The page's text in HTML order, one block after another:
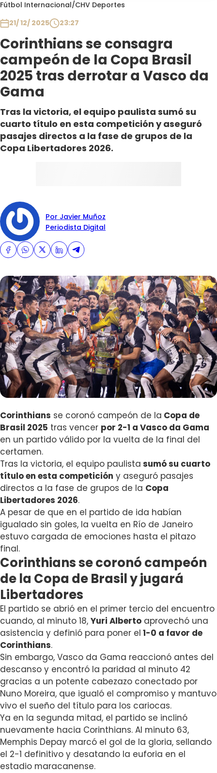
Fútbol Internacional/CHV Deportes
21/ 12/ 2025
23:27
Corinthians se consagra
campeón de la Copa Brasil
2025 tras derrotar a Vasco da
Gama
Tras la victoria, el equipo paulista sumó su
cuarto título en esta competición y aseguró
pasajes directos a la fase de grupos de la
Copa Libertadores 2026.
Por Javier Muñoz
Periodista Digital
Corinthians se coronó campeón de la Copa de
Brasil 2025 tras vencer por 2-1 a Vasco da Gama
en un partido válido por la vuelta de la final del
certamen.
Tras la victoria, el equipo paulista sumó su cuarto
título en esta competición y aseguró pasajes
directos a la fase de grupos de la Copa
Libertadores 2026.
A pesar de que en el partido de ida habían
igualado sin goles, la vuelta en Río de Janeiro
estuvo cargada de emociones hasta el pitazo
final.
Corinthians se coronó campeón
de la Copa de Brasil y jugará
Libertadores
El partido se abrió en el primer tercio del encuentro
cuando, al minuto 18, Yuri Alberto aprovechó una
asistencia y definió para poner el 1-0 a favor de
Corinthians.
Sin embargo, Vasco da Gama reaccionó antes del
descanso y encontró la paridad al minuto 42
gracias a un potente cabezazo conectado por
Nuno Moreira, que igualó el compromiso y mantuvo
vivo el sueño del título para los cariocas.
Ya en la segunda mitad, el partido se inclinó
nuevamente hacia Corinthians. Al minuto 63,
Memphis Depay marcó el gol de la gloria, sellando
el 2-1 definitivo y desatando la euforia en el
estadio maracanense.
Programas
Club De La Comedia
Contigo en Directo
Plan Perfecto
El Tiempo
Sabingo
Todos Los Programas